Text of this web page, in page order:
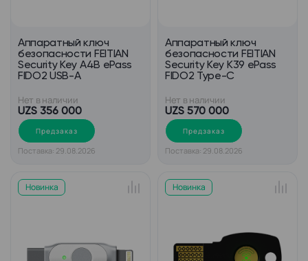
Аппаратный ключ
безопасности FEITIAN
Security Key A4B ePass
FIDO2 USB-A
Нет в наличии
UZS 356 000
Предзаказ
Поставка: 29.08.2026
Аппаратный ключ
безопасности FEITIAN
Security Key K39 ePass
FIDO2 Type-C
Нет в наличии
UZS 570 000
Предзаказ
Поставка: 29.08.2026
Новинка Новинка